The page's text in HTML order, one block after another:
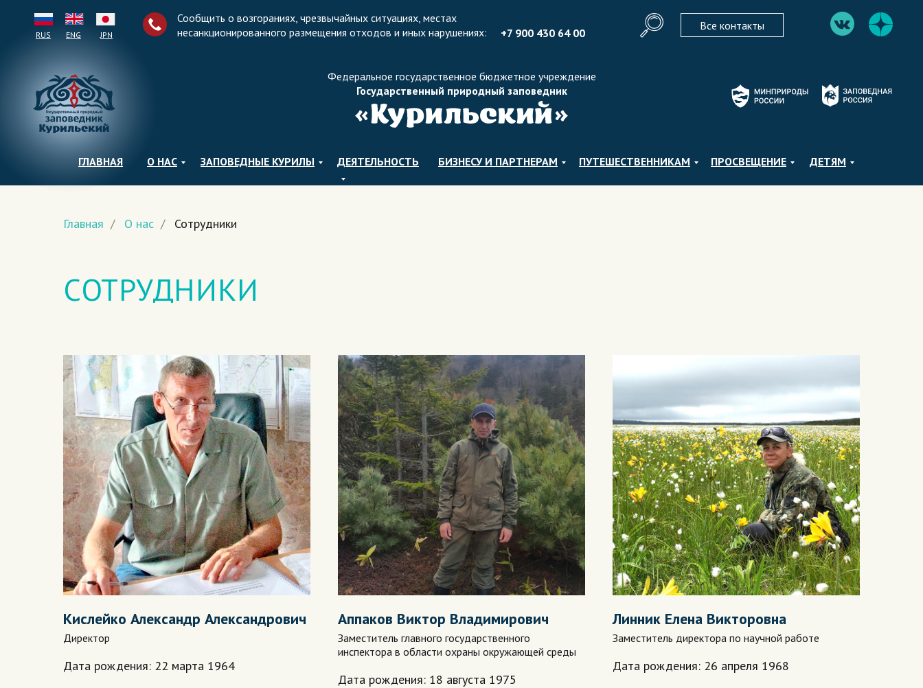
Федеральное государственное бюджетное учреждение
RUS ENG JPN
ГЛАВНАЯ О НАС ЗАПОВЕДНЫЕ КУРИЛЫ ДЕЯТЕЛЬНОСТЬ БИЗНЕСУ И ПАРТНЕРАМ ПУТЕШЕСТВЕННИКАМ ПРОСВЕЩЕНИЕ ДЕТЯМ
Сообщить о возгораниях, чрезвычайных ситуациях, местах
несанкционированного размещения отходов и иных нарушениях:
Все контакты
Государственный природный заповедник
+7 900 430 64 00
Главная / О нас / Сотрудники
СОТРУДНИКИ
Кислейко Александр Александрович
Директор
Дата рождения: 22 марта 1964
Аппаков Виктор Владимирович
Заместитель главного государственного
инспектора в области охраны окружающей среды
Дата рождения: 18 августа 1975
Линник Елена Викторовна
Заместитель директора по научной работе
Дата рождения: 26 апреля 1968